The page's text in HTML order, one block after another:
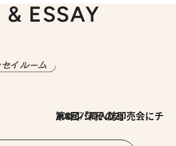
ESSAY
2026.7.30
第8回「同人誌即売会にチャレンジ その2」